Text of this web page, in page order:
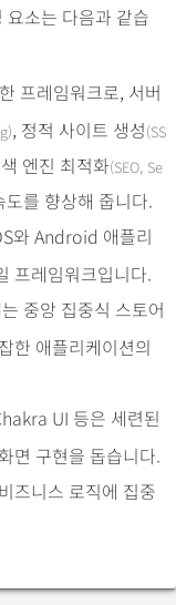
소는 다음과 같습
프레임워크로, 서버
, 정적 사이트 생성(SS
엔진 최적화(SEO, Se
를 향상해 줍니다.
와 Android 애플리
프레임워크입니다.
중앙 집중식 스토어
한 애플리케이션의
UI 등은 세련된
면 구현을 돕습니다.
즈니스 로직에 집중